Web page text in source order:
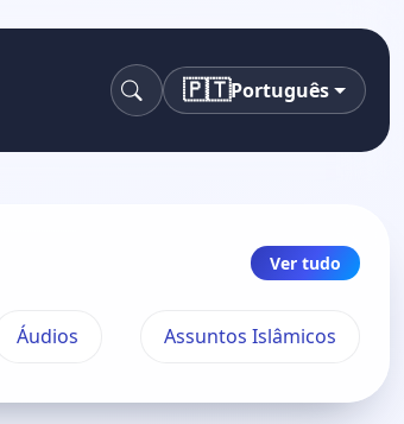
Pesquisa
🇵🇹Português
Ver tudo
Áudios Assuntos Islâmicos